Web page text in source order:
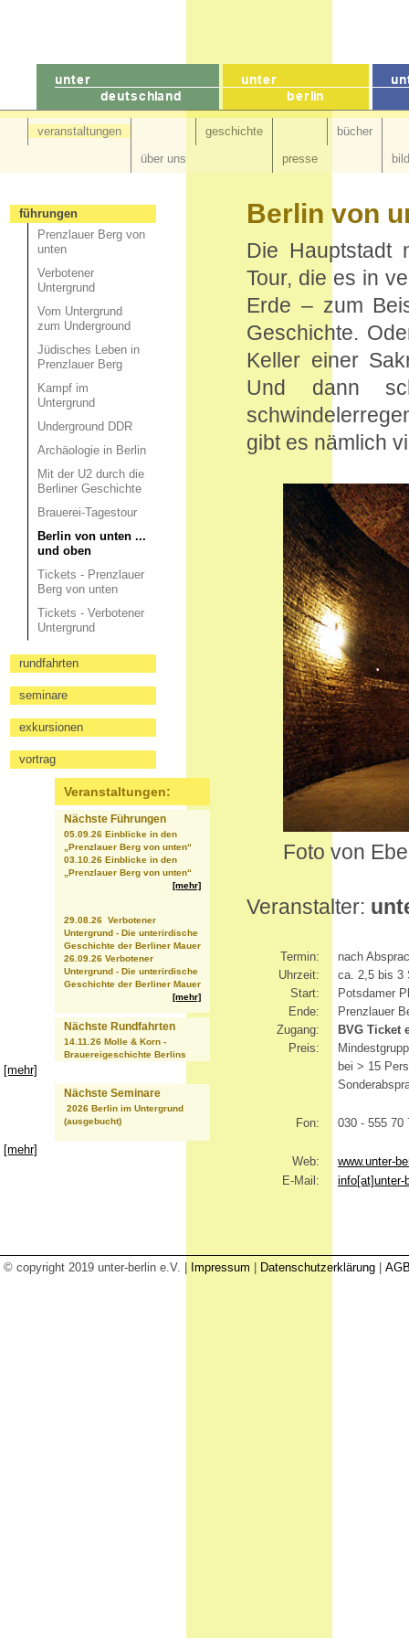
veranstaltungen
über uns
geschichte
presse
bücher
führungen
Prenzlauer Berg von
unten
Verbotener
Untergrund
Vom Untergrund
zum Underground
Jüdisches Leben in
Prenzlauer Berg
Kampf im
Untergrund
Underground DDR
Archäologie in Berlin
Mit der U2 durch die
Berliner Geschichte
Brauerei-Tagestour
Berlin von unten ...
und oben
Tickets - Prenzlauer
Berg von unten
Tickets - Verbotener
Untergrund
rundfahrten
seminare
exkursionen
vortrag
Veranstaltungen:
Nächste Führungen
05.09.26 Einblicke in den
„Prenzlauer Berg von unten“
03.10.26 Einblicke in den
„Prenzlauer Berg von unten“
[mehr]
29.08.26 Verbotener
Untergrund - Die unterirdische
Geschichte der Berliner Mauer
26.09.26 Verbotener
Untergrund - Die unterirdische
Geschichte der Berliner Mauer
[mehr]
Nächste Rundfahrten
14.11.26 Molle & Korn -
Brauereigeschichte Berlins
[mehr]
Nächste Seminare
2026 Berlin im Untergrund
(ausgebucht)
[mehr]
Berlin von
Die Hauptstadt
Tour, die es in
Erde – zum
Geschichte.
Keller einer
Und dann
gibt es nämlich
Foto von
Veranstalter:
Termin:
nach
Uhrzeit:
ca. 2,5 bis 3
Start:
Ende:
Potsdamer
Prenzlauer
Zugang:
BVG Ticket
Preis:
bei > 15
Fon: 030 - 555 70
Web:
www.unter-
E-Mail:
info[at]unter-
© copyright 2019 unter-berlin e.V. | Impressum Datenschutzerklärung